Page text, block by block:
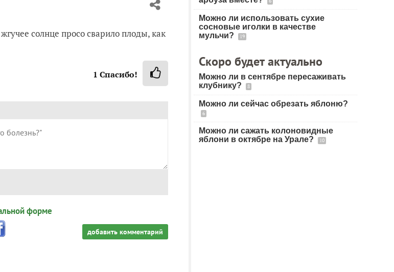
солнце просо сварило плоды, как
1 Спасибо!
форме
добавить комментарий
Можно ли использовать сухие
сосновые иголки в качестве
мульчи?
19
Скоро будет актуально
Можно ли в сентябре пересаживать
клубнику?
8
Можно ли сейчас обрезать яблоню?
6
Можно ли сажать колоновидные
яблони в октябре на Урале?
10